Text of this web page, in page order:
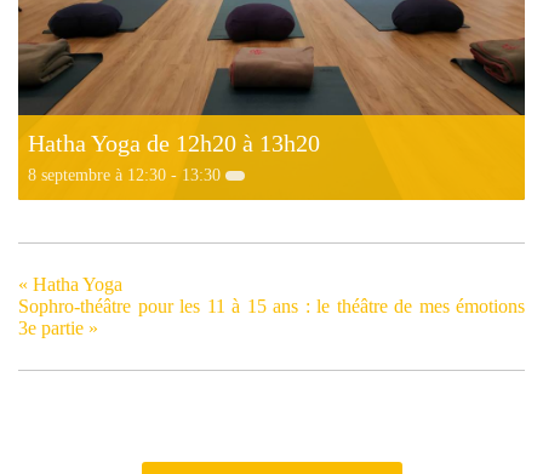
Hatha Yoga de 12h20 à 13h20
8 septembre à 12:30 - 13:30
« Hatha Yoga
Sophro-théâtre pour les 11 à 15 ans : le théâtre de mes émotions
3e partie »